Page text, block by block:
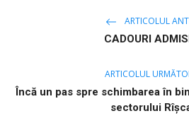
ARTICOLUL
CADOURI
ARTICOLUL
Încă un pas spre schimbarea în
sectorului